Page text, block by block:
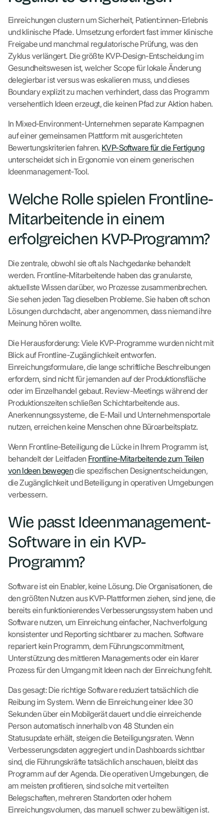
Einreichungen clustern um Sicherheit, Patient:innen-Erlebnis
und klinische Pfade. Umsetzung erfordert fast immer klinische
Freigabe und manchmal regulatorische Prüfung, was den
Zyklus verlängert. Die größte KVP-Design-Entscheidung im
Gesundheitswesen ist, welcher Scope für lokale Änderung
delegierbar ist versus was eskalieren muss, und dieses
Boundary explizit zu machen verhindert, dass das Programm
versehentlich Ideen erzeugt, die keinen Pfad zur Aktion haben.
In Mixed-Environment-Unternehmen separate Kampagnen
auf einer gemeinsamen Plattform mit ausgerichteten
Bewertungskriterien fahren. KVP-Software für die Fertigung
unterscheidet sich in Ergonomie von einem generischen
Ideenmanagement-Tool.
Welche Rolle spielen Frontline-
Mitarbeitende in einem
erfolgreichen KVP-Programm?
Die zentrale, obwohl sie oft als Nachgedanke behandelt
werden. Frontline-Mitarbeitende haben das granularste,
aktuellste Wissen darüber, wo Prozesse zusammenbrechen.
Sie sehen jeden Tag dieselben Probleme. Sie haben oft schon
Lösungen durchdacht, aber angenommen, dass niemand ihre
Meinung hören wollte.
Die Herausforderung: Viele KVP-Programme wurden nicht mit
Blick auf Frontline-Zugänglichkeit entworfen.
Einreichungsformulare, die lange schriftliche Beschreibungen
erfordern, sind nicht für jemanden auf der Produktionsfläche
oder im Einzelhandel gebaut. Review-Meetings während der
Produktionszeiten schließen Schichtarbeitende aus.
Anerkennungssysteme, die E-Mail und Unternehmensportale
nutzen, erreichen keine Menschen ohne Büroarbeitsplatz.
Wenn Frontline-Beteiligung die Lücke in Ihrem Programm ist,
behandelt der Leitfaden Frontline-Mitarbeitende zum Teilen
von Ideen bewegendie spezifischen Designentscheidungen,
die Zugänglichkeit und Beteiligung in operativen Umgebungen
verbessern.
Wie passt Ideenmanagement-
Software in ein KVP-
Programm?
Software ist ein Enabler, keine Lösung. Die Organisationen, die
den größten Nutzen aus KVP-Plattformen ziehen, sind jene, die
bereits ein funktionierendes Verbesserungssystem haben und
Software nutzen, um Einreichung einfacher, Nachverfolgung
konsistenter und Reporting sichtbarer zu machen. Software
repariert kein Programm, dem Führungscommitment,
Unterstützung des mittleren Managements oder ein klarer
Prozess für den Umgang mit Ideen nach der Einreichung fehlt.
Das gesagt: Die richtige Software reduziert tatsächlich die
Reibung im System. Wenn die Einreichung einer Idee 30
Sekunden über ein Mobilgerät dauert und die einreichende
Person automatisch innerhalb von 48 Stunden ein
Statusupdate erhält, steigen die Beteiligungsraten. Wenn
Verbesserungsdaten aggregiert und in Dashboards sichtbar
sind, die Führungskräfte tatsächlich anschauen, bleibt das
Programm auf der Agenda. Die operativen Umgebungen, die
am meisten profitieren, sind solche mit verteilten
Belegschaften, mehreren Standorten oder hohem
Einreichungsvolumen, das manuell schwer zu bewältigen ist.